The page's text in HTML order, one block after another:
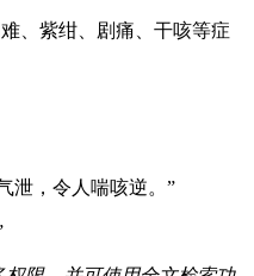
、紫绀、剧痛、干咳等症
泄，令人喘咳逆。”